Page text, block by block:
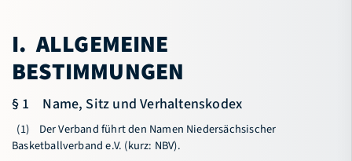
I. ALLGEMEINE
BESTIMMUNGEN
§ 1 Name, Sitz und Verhaltenskodex
(1) Der Verband führt den Namen Niedersächsischer
Basketballverband e.V. (kurz: NBV).
Rechtsausschuss
Haushaltsausschuss
Revisoren
Satzung & Ordnungen